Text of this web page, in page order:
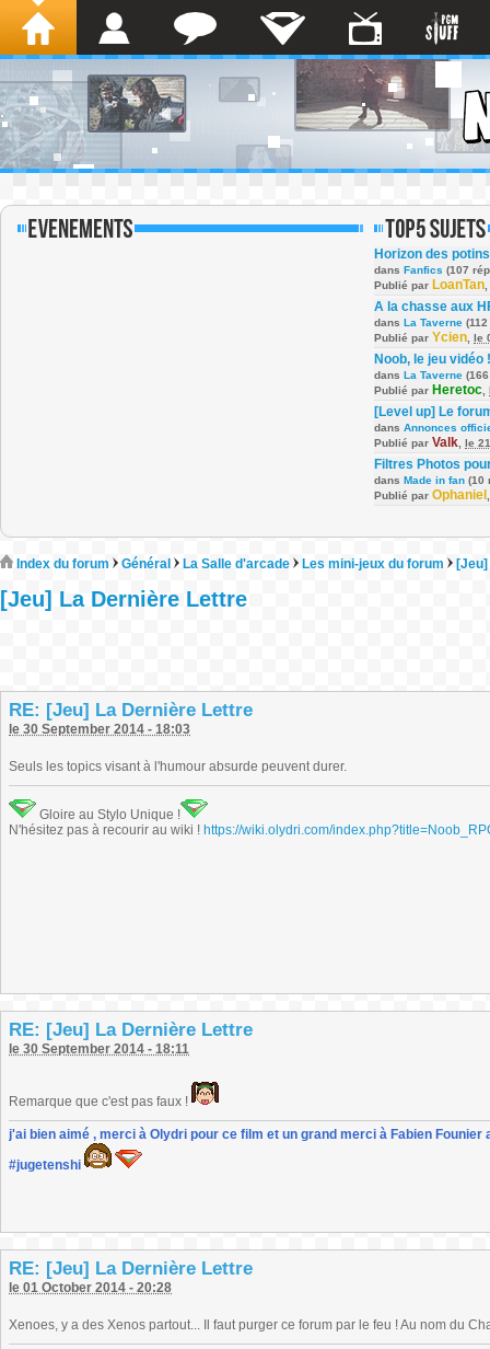
Horizon des potins
dans Fanfics (107
Publié par LoanTan
A la chasse aux
dans La Taverne
Publié par Ycien le
Noob, le jeu vidéo !
dans La Taverne
Publié par Heretoc
[Level up] Le
dans Annonces
Publié par Valk le
Filtres Photos
dans Made in fan (10
Publié par Ophaniel
Index du forum Général La Salle d'arcade Les mini-jeux du forum
[Jeu] La Dernière Lettre
RE: [Jeu] La Dernière Lettre
le 30 September 2014 - 18:03
Seuls les topics visant à l'humour absurde peuvent durer.
Gloire au Stylo Unique !
N'hésitez pas à recourir au wiki ! https://wiki.olydri.com/
RE: [Jeu] La Dernière Lettre
le 30 September 2014 - 18:11
Remarque que c'est pas faux !
j'ai bien aimé , merci à Olydri pour ce film et un grand merci à Fabien
#jugetenshi
RE: [Jeu] La Dernière Lettre
le 01 October 2014 - 20:28
Xenoes, y a des Xenos partout... Il faut purger ce forum par le feu ! Au nom du